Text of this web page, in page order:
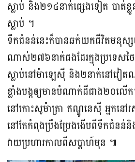
ស្លាប់ និង២១៤នាក់ផ្សេងទៀត បាត់ខ្លួ
ស្លាប់ ។
ទឹកជំនន់នេះក៏បានឆក់យកជីវិតមនុ
ណាស់២៧៦នាក់ផងដែរក្នុងប្រទេស
ស្លាប់នៅម៉ាឡេស៊ី និង២នាក់នៅវៀត
ខ្លាំងបង្កឲ្យមានបំណាក់ដីជាង២០លើ
នៅកោះសូម៉ាត្រា ឥណ្ឌូនេស៊ី អ្នកនៅរ
នៅតែកំពុងប្រឹងប្រែងងើបពីទឹកជំន
វាយប្រហារកាលពីសប្ដាហ៍មុន ៕